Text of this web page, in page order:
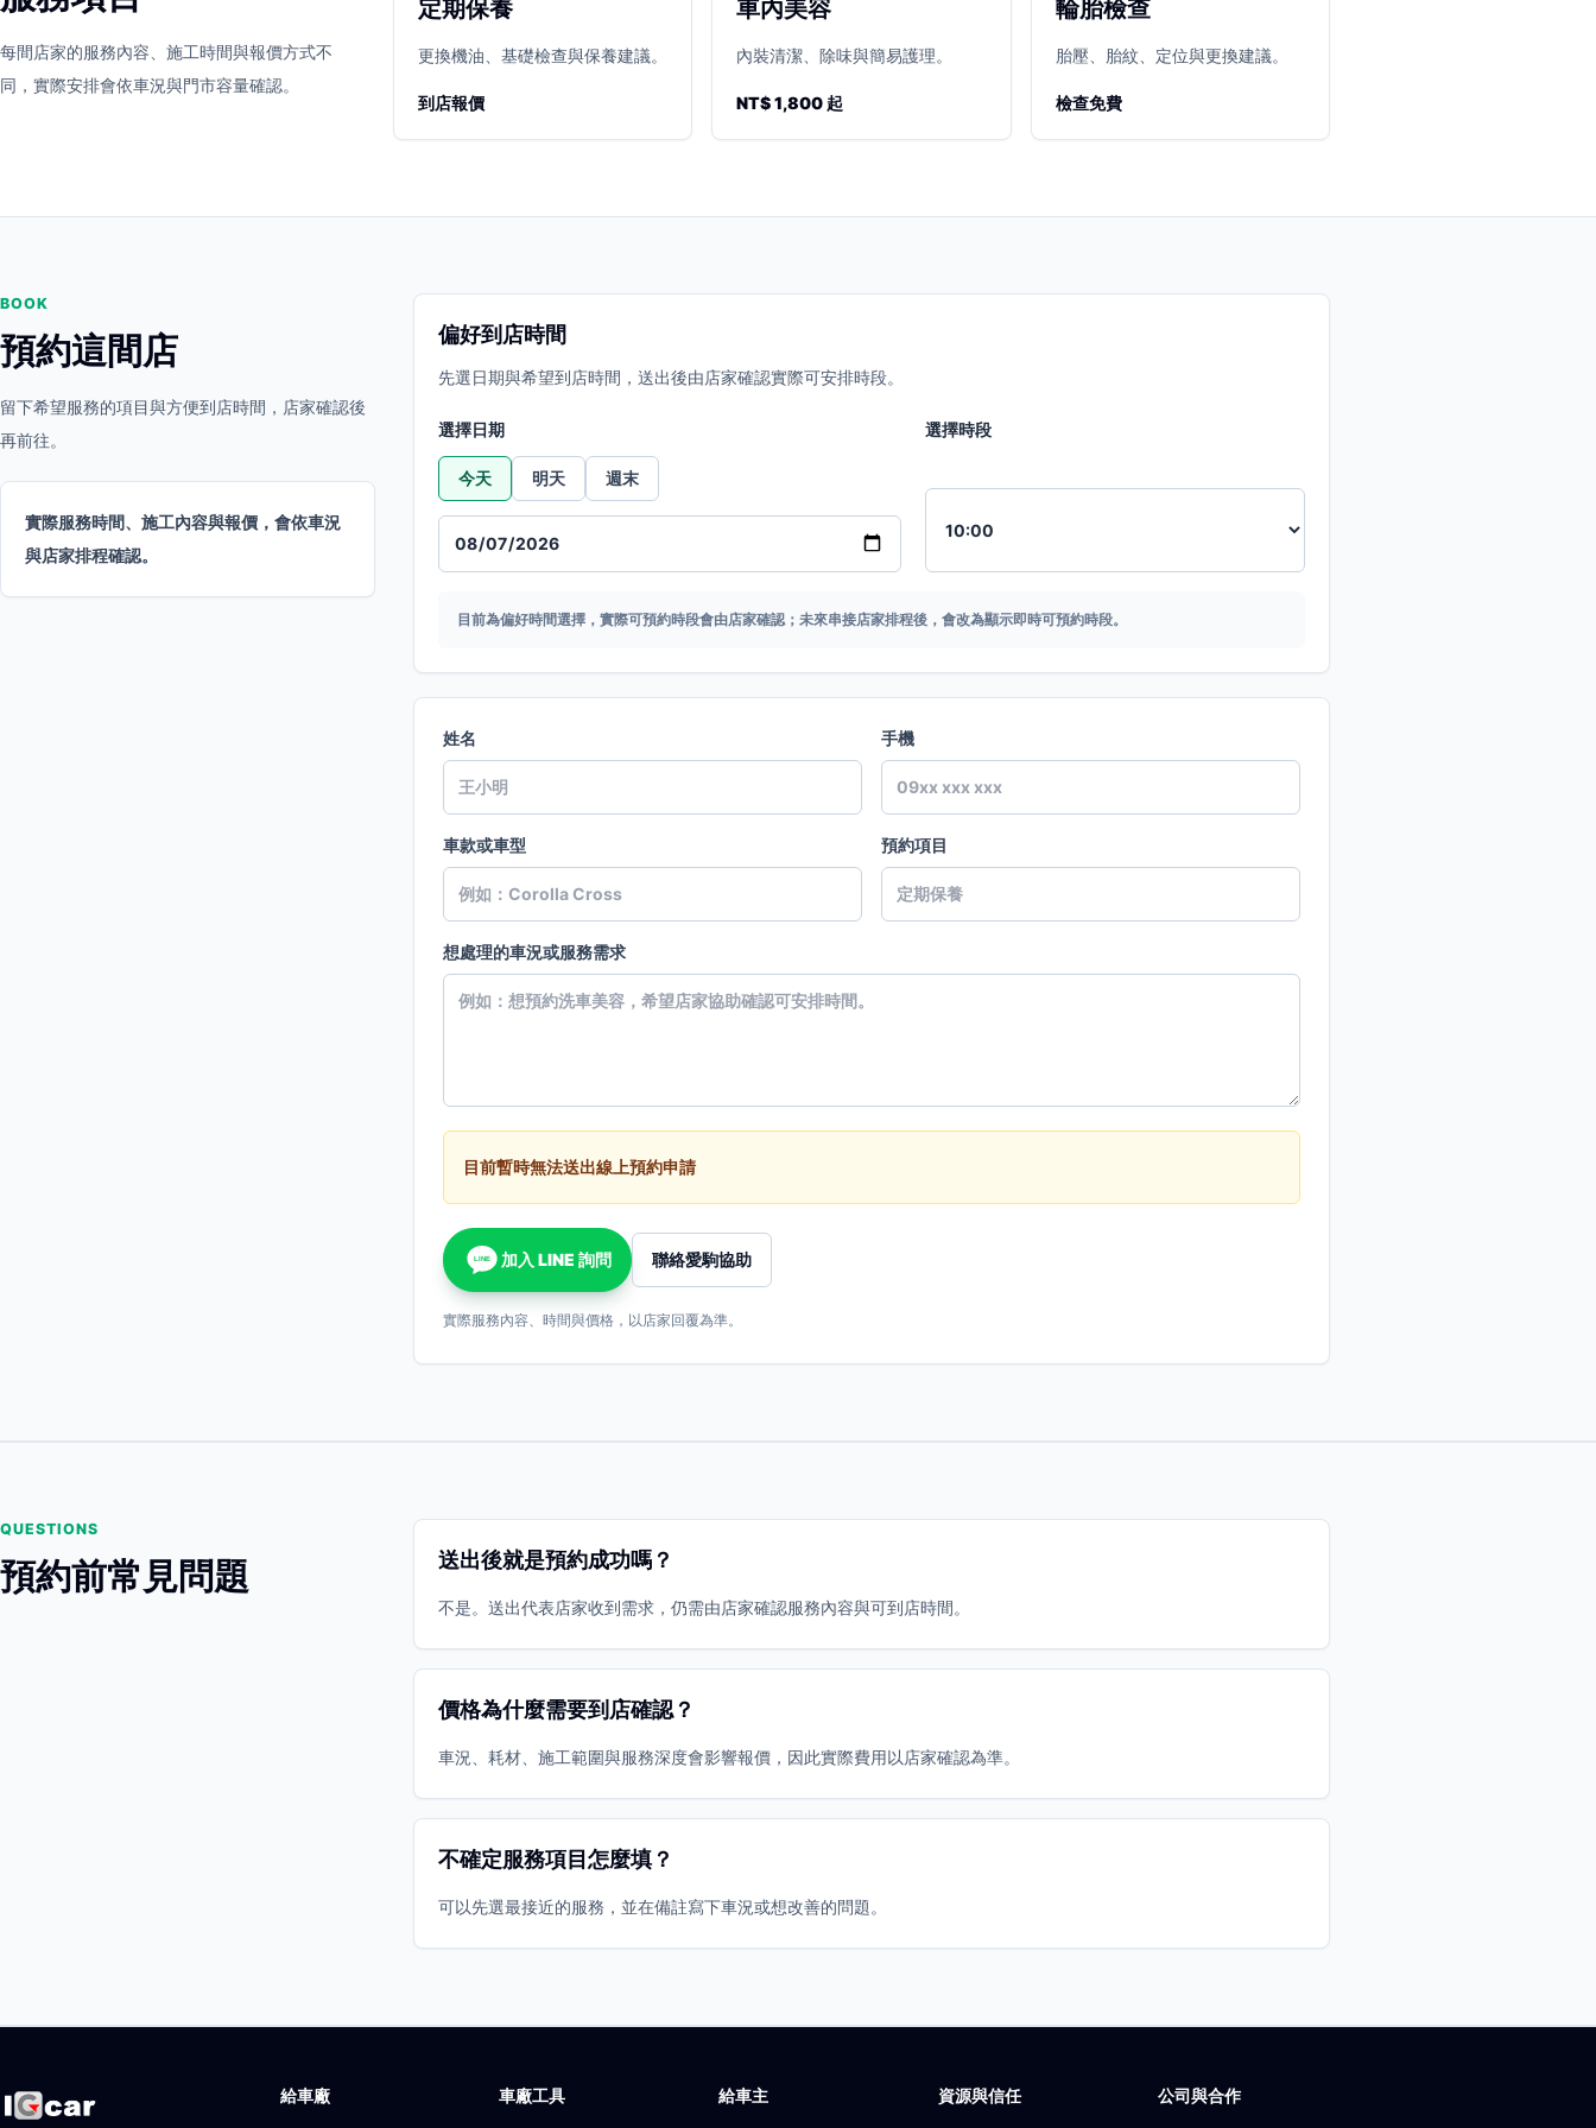
立即預約 開啟地圖 其他店家
每間店家的服務內容、施工時間與報價方式不
同，實際安排會依車況與門市容量確認。
定期保養
更換機油、基礎檢查與保養建議。
到店報價
車內美容
內裝清潔、除味與簡易護理。
NT$ 1,800 起
輪胎檢查
胎壓、胎紋、定位與更換建議。
檢查免費
BOOK
預約這間店
留下希望服務的項目與方便到店時間，店家確認後
再前往。
實際服務時間、施工內容與報價，會依車況
與店家排程確認。
偏好到店時間
先選日期與希望到店時間，送出後由店家確認實際可安排時段。
選擇日期
今天 明天 週末
選擇時段
目前為偏好時間選擇，實際可預約時段會由店家確認；未來串接店家排程後，會改為顯示即時可預約時段。
姓名 手機
車款或車型 預約項目
想處理的車況或服務需求
目前暫時無法送出線上預約申請
LINE 加入 LINE 詢問 聯絡愛駒協助
實際服務內容、時間與價格，以店家回覆為準。
QUESTIONS
預約前常見問題 送出後就是預約成功嗎？
不是。送出代表店家收到需求，仍需由店家確認服務內容與可到店時間。
價格為什麼需要到店確認？
車況、耗材、施工範圍與服務深度會影響報價，因此實際費用以店家確認為準。
不確定服務項目怎麼填？
可以先選最接近的服務，並在備註寫下車況或想改善的問題。
給車廠 車廠工具 給車主 資源與信任 公司與合作